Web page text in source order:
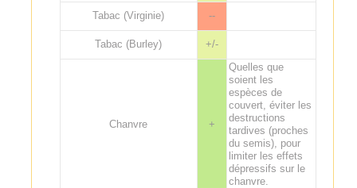
Tabac (Virginie)
--
Tabac (Burley) +/-
Chanvre +
Quelles que
soient les
espèces de
couvert, éviter les
destructions
tardives (proches
du semis), pour
limiter les effets
dépressifs sur le
chanvre.